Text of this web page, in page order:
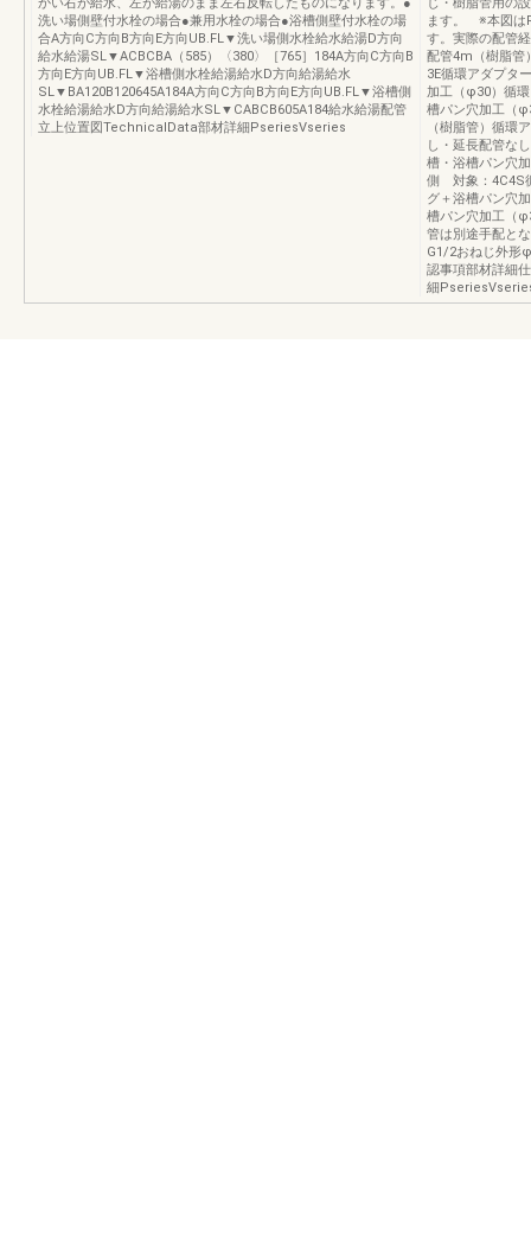
洗い場側壁付水栓の場合●兼用水栓の場合●浴槽側壁付水栓の場
合A方向C方向B方向E方向UB.FL▼洗い場側水栓給水給湯D方向
給水給湯SL▼ACBCBA（585）〈380〉［765］184A方向C方向B
方向E方向UB.FL▼浴槽側水栓給湯給水D方向給湯給水
SL▼BA120B120645A184A方向C方向B方向E方向UB.FL▼浴槽側
水栓給湯給水D方向給湯給水SL▼CABCB605A184給水給湯配管
立上位置図TechnicalData部材詳細PseriesVseries
ます。 ※本図は
す。実際の配管
配管4m（樹脂
3E循環アダプタ
加工（φ30）循
槽パン穴加工（
（樹脂管）循環
し・延長配管な
槽・浴槽パン穴
側 対象：4C4S
グ＋浴槽パン穴
槽パン穴加工（
管は別途手配と
G1/2おねじ外形
認事項部材詳細
細